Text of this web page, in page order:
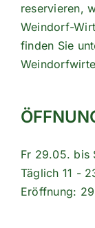
reservieren,
Weindorf-
finden Sie
Weindorfwirte
Fr 29.05. bis
Täglich 11 -
Eröffnung: